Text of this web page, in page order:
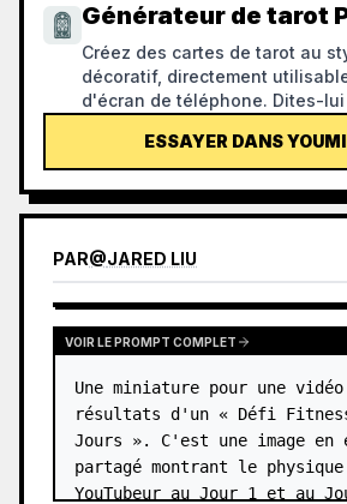
Générateur de tarot
Créez des cartes de tarot au
décoratif, directement
d'écran de téléphone. Dites-
une série animée ou un jeu IP)
vous voulez tirer, et il
tarot au style cohérent et aux
raffinées. Il prend en charge
personnalisée, avec des
également le combiner avec
planifiées de YouMind pour
interprétation chaque matin (la
la tâche planifiée est requise).
ESSAYER DANS
PAR@JARED LIU
VOIR LE PROMPT COMPLET
Une miniature pour une
résultats d'un « Défi
Jours ». C'est une image en
partagé montrant le physique
YouTubeur au Jour 1 et au